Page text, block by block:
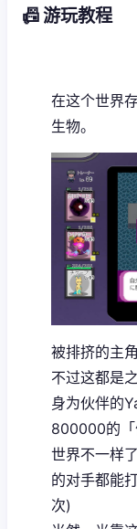
📠 游玩教程
在这个世界
生物。
被排挤的主
不过这都是
身为伙伴的
800000的「
世界不一样
的对手都能
次)